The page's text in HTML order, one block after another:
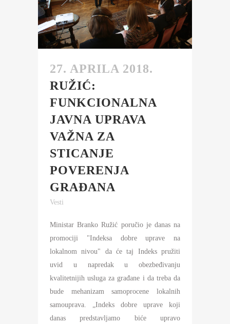
27. APRILA 2018.
RUŽIĆ:
FUNKCIONALNA
JAVNA UPRAVA
VAŽNA ZA
STICANJE
POVERENJA
GRAĐANA
Vesti
Ministar Branko Ružić poručio je danas na
promociji "Indeksa dobre uprave na
lokalnom nivou" da će taj Indeks pružiti
uvid u napredak u obezbeđivanju
kvalitetnijih usluga za građane i da treba da
bude mehanizam samoprocene lokalnih
samouprava. „Indeks dobre uprave koji
danas predstavljamo biće upravo